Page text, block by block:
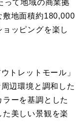
って地域の商業拠
敷地面積約180,000
ッピングを楽し
トレットモール」
辺環境と調和した
ーを基調とした
美しい景観を楽